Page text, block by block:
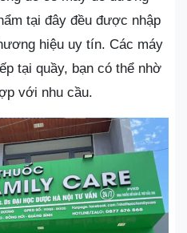
tại đây đều được nhập
hiệu uy tín. Các máy
tại quầy, bạn có thể nhờ
với nhu cầu.